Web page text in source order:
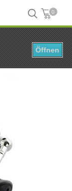
0
Angelrolle Lucky John Reel Progress Spin 8 1500FD
Öffnen